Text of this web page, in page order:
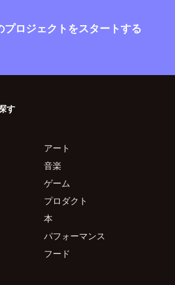
プロジェクトをスタートする
す
アート
音楽
ゲーム
プロダクト
本
パフォーマンス
フード